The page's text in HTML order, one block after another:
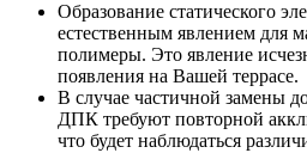
Образование статического
естественным явлением для
полимеры. Это явление
появления на Вашей террасе.
В случае частичной замены
ДПК требуют повторной
что будет наблюдаться